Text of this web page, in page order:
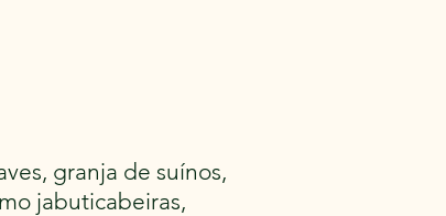
granja de suínos,
jabuticabeiras,